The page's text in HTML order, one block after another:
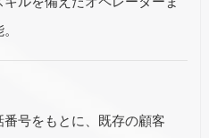
号をもとに、既存の顧客